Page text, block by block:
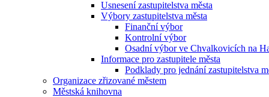
Usnesení zastupitelstva města
Výbory zastupitelstva města
Finanční výbor
Kontrolní výbor
Osadní výbor ve Chvalkovicích na
Informace pro zastupitele města
Podklady pro jednání zastupitelstva
Organizace zřizované městem
Městská knihovna